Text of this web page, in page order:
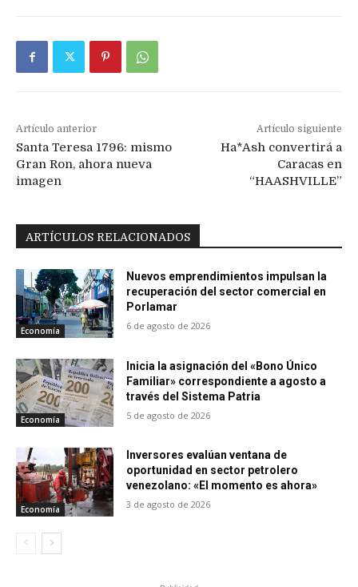
Artículo anterior
Santa Teresa 1796: mismo
Gran Ron, ahora nueva
imagen
Artículo siguiente
Ha*Ash convertirá a
Caracas en
“HAASHVILLE”
ARTÍCULOS RELACIONADOS
Economía
Nuevos emprendimientos impulsan la
recuperación del sector comercial en
Porlamar
6 de agosto de 2026
Economía
Inicia la asignación del «Bono Único
Familiar» correspondiente a agosto a
través del Sistema Patria
5 de agosto de 2026
Economía
Inversores evalúan ventana de
oportunidad en sector petrolero
venezolano: «El momento es ahora»
3 de agosto de 2026